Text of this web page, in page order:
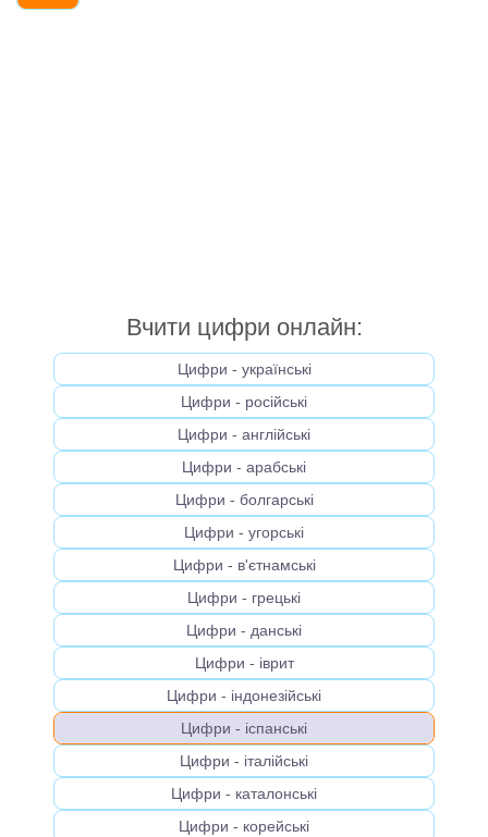
Вчити цифри онлайн:
Цифри - українськi
Цифри - російськi
Цифри - англійськi
Цифри - арабськi
Цифри - болгарськi
Цифри - угорськi
Цифри - в'єтнамськi
Цифри - грецькi
Цифри - данськi
Цифри - іврит
Цифри - індонезійськi
Цифри - іспанськi
Цифри - італійськi
Цифри - каталонськi
Цифри - корейськi